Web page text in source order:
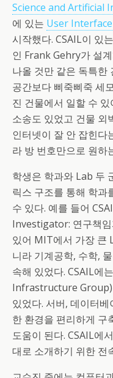
Science and Artificial
에 있는 User
시작했다. CSAIL이 있는
인 Frank Gehry가 설
나올 것만 같은 독특한
공간보다 삐죽삐죽 세
진 건물에서 일할 수
소송도 있었고 건물 외
인터넷이 잘 안 잡힌다
라 방 번호만으로 원하
학생은 학과와 Lab 두
릭스 구조를 통해 학과
수 있다. 예를 들어
Investigator: 연구책임
있어 MIT에서 가장 큰
니라 기계공학, 수학,
속해 있었다. CSAIL에
Infrastructure Group)
있었다. 서버, 데이터
한 환경을 편리하게 구
도움이 된다. CSAIL에
대로 소개하기 위한 전